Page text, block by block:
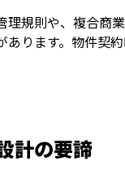
理規則や、複合商
あります。物件
計の要諦